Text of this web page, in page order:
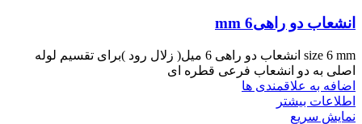
انشعاب دو راهی6 mm
size 6 mm انشعاب دو راهی 6 میل( زلال رود )برای تقسیم لوله
اصلی به دو انشعاب فرعی قطره ای
اضافه به علاقمندی ها
اطلاعات بیشتر
نمایش سریع